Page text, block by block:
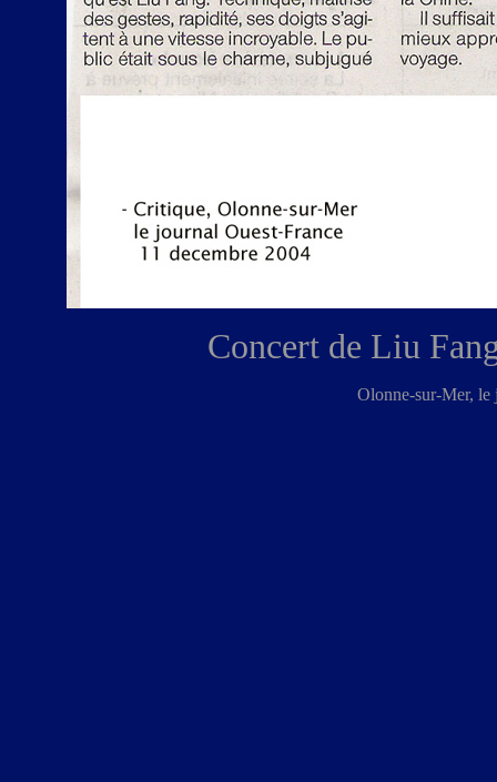
Concert de Liu
Olonne-sur-Mer, le